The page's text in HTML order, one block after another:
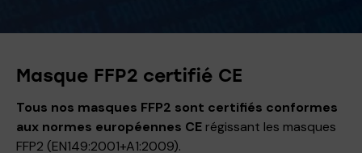
Masque FFP2 certifié CE
Tous nos masques FFP2 sont certifiés conformes
aux normes européennes CE régissant les masques
FFP2 (EN149:2001+A1:2009).